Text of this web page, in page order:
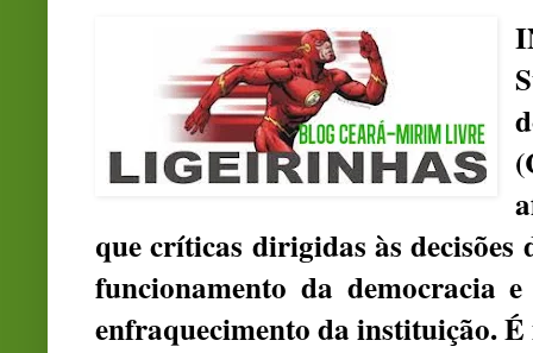
que críticas dirigidas às
funcionamento da democracia
enfraquecimento da instituição.